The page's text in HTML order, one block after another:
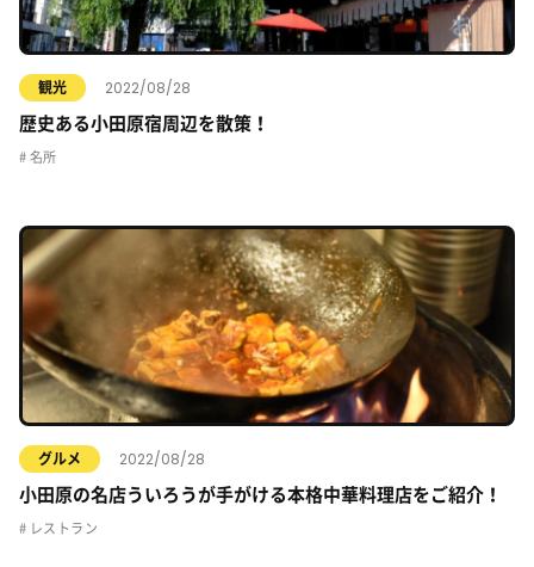
観光 2022/08/28
歴史ある小田原宿周辺を散策！
名所
グルメ 2022/08/28
小田原の名店ういろうが手がける本格中華料理店をご紹介！
レストラン